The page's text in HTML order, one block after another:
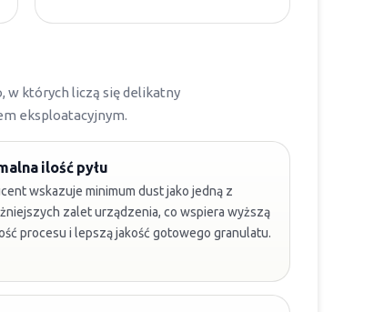
w których liczą się delikatny
eksploatacyjnym.
ilość pyłu
wskazuje minimum dust jako jedną z
zalet urządzenia, co wspiera wyższą
procesu i lepszą jakość gotowego granulatu.